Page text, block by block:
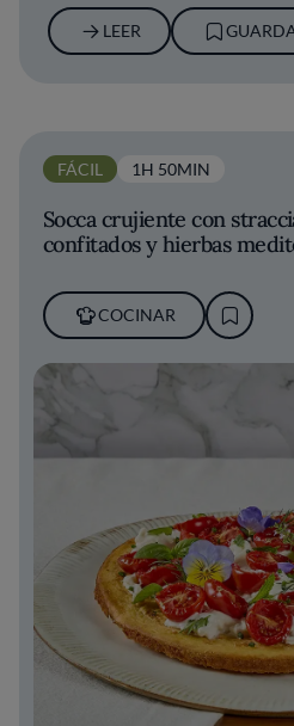
LEER
FÁCIL 1H 50MIN
Socca crujiente con
confitados y hierbas
COCINAR